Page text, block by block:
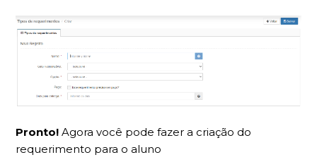
Pronto! Agora você pode fazer a criação do
requerimento para o aluno